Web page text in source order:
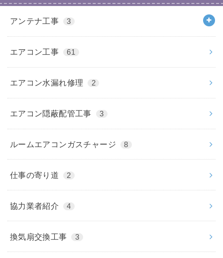
アンテナ工事 3
エアコン工事 61
エアコン水漏れ修理 2
エアコン隠蔽配管工事 3
ルームエアコンガスチャージ 8
仕事の寄り道 2
協力業者紹介 4
換気扇交換工事 3